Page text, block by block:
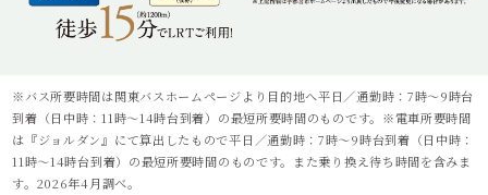
※バス所要時間は関東バスホームページより目的地へ平日／通勤時：7時～9時台
到着（日中時：11時～14時台到着）の最短所要時間のものです。※電車所要時間
は『ジョルダン』にて算出したもので平日／通勤時：7時～9時台到着（日中時：
11時～14時台到着）の最短所要時間のものです。また乗り換え待ち時間を含みま
す。2026年4月調べ。